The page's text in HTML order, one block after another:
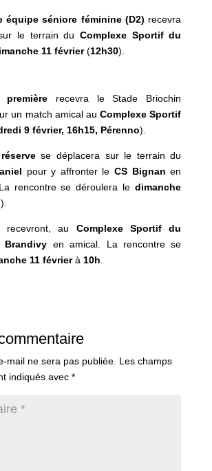
équipe séniore féminine (D2) recevra
le terrain du Complexe Sportif du
11 février(12h30).
première recevra le Stade Briochin
un match amical auComplexe Sportif
9 février, 16h15, Pérenno).
réservese déplacera sur le terrain du
pour y affronter le CS Bignan en
rencontre se déroulera ledimanche
).
recevront, au Complexe Sportif du
Brandivy en amical. La rencontre se
11 févrierà 10h
mail ne sera pas publiée. Les champs
indiqués avec *